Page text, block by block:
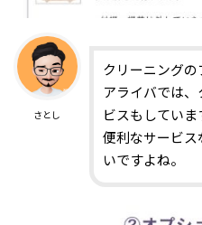
さとし
クリーニングの
アライバでは
ビスもしていま
便利なサービス
いですよね。